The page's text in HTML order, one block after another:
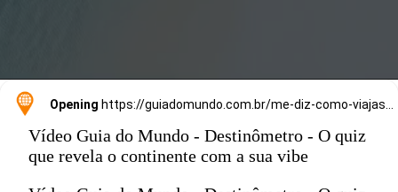
Opening
Vídeo Guia do Mundo - Destinômetro - O quiz
que revela o continente com a sua vibe